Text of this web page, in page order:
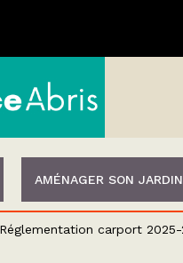
AMÉNAGER SON JARDIN
Réglementation carport